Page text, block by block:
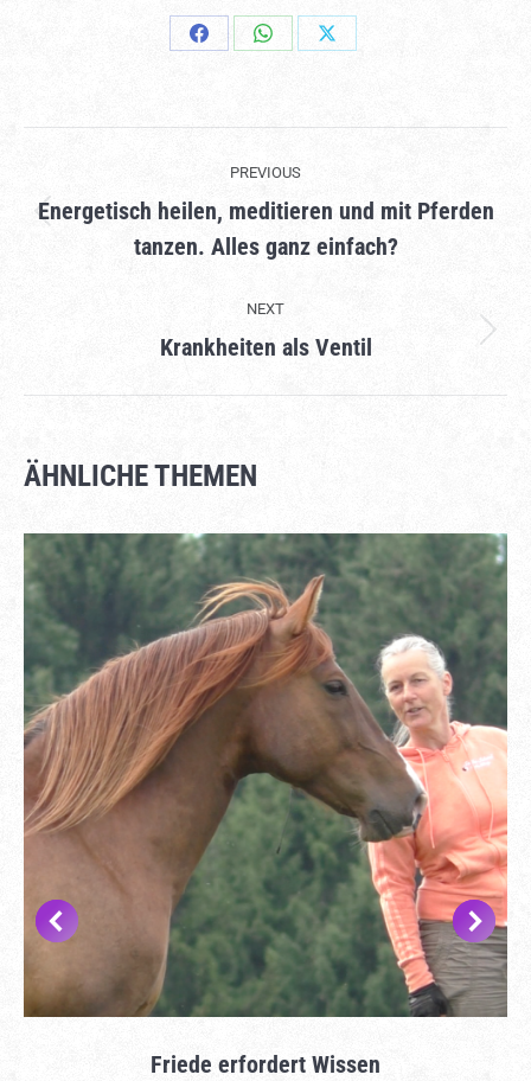
Share
Share
Share
NAVIGATION
PREVIOUS
Previous
project:
Energetisch heilen, meditieren und mit Pferden
tanzen. Alles ganz einfach?
NEXT
Next
Krankheiten als Ventil
ÄHNLICHE THEMEN
Friede erfordert Wissen